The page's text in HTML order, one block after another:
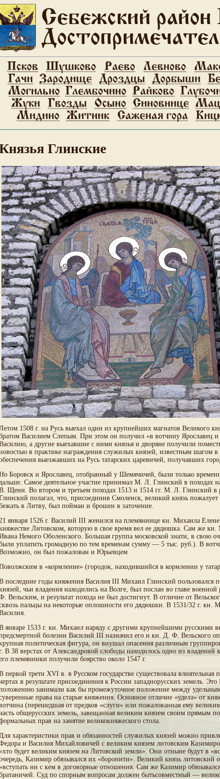
Глинские
1508 г. на Русь выехал один из крупнейших магнатов
Василием Слепым. При этом он получил «в вотчину Ярославец
а другие выехавшие с ними князья и дворяне получили
в практике награждения служилых князей, известным шагом в
выезжавших на Русь татарских царевичей, получавших
Боровск и Ярославец, отобранный у Шемячичей, были только
Самое деятельное участие принимал М. Л. Глинский в
Щени. Во втором и третьем походах 1513 и 1514 гг. М. Л. Глинский
полагал, что, присоединив Смоленск, великий князь
в Литву, был пойман и брошен в заточение.
января 1526 г. Василий III женился на племяннице кн. Михаила
Литовском, которую в свое время вел ее дядюшка. Сам же
Немого Оболенского. Большая группа московской знати, в свою
уплатить громадную по тем временам сумму — 5 тыс. руб.). В
он был пожалован и Юрьевцем
в «кормление» (городок, находившийся в кормлении у
последние годы княжения Василия III Михаил Глинский пользовался
чьи владения находились на Волге, был послан во главе
Вельским, и результат похода не был достигнут. В отличие от
пальцы на некоторые оплошности его дядюшки. В 1531/32 г. кн.
январе 1533 г. кн. Михаил наряду с другими крупнейшими русскими
болезни Василий III назначил его и кн. Д. Ф. Вельского
политическая фигура, он внушал опасения различным
В 38 верстах от Александровой слободы находилось одно из
племянники получили боярство около 1547 г.
первой трети XVI в. в Русском государстве существовала
в результате присоединения к России западнорусских земель.
занимали как бы промежуточное положение между
права на старые княжения. Основное отличие «удела» от
(перешедшая от предков «слуги» или пожалованная ему
общерусских земель, завещанная великим князем своим прямым
прав на занятие великокняжеского стола.
характеристики прав и обязанностей служилых князей можно
и Василия Михайловичей с великим князем литовским
будет великим князем на Литовской земли». Они отныне будут в
Казимир обязывался их «боронити». Великий князь
ни с кем в договорные отношения. Сам же Казимир
Суд по спорным вопросам должен бытьсовместный —